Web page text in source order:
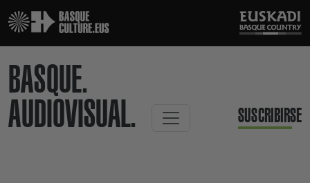
BASQUE.
AUDIOVISUAL.
SUSCRIBIRSE